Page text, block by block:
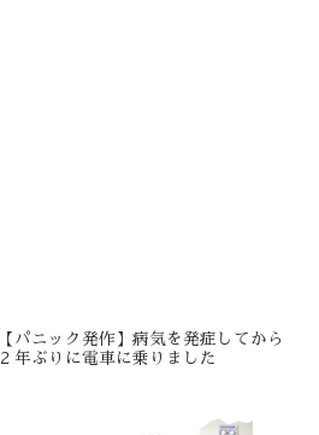
【パニック発作】病気を発症してから
２年ぶりに電車に乗りました